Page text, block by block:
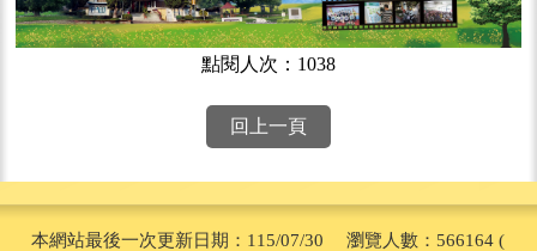
點閱人次：1038
回上一頁
本網站最後一次更新日期：115/07/30 瀏覽人數：566164 (